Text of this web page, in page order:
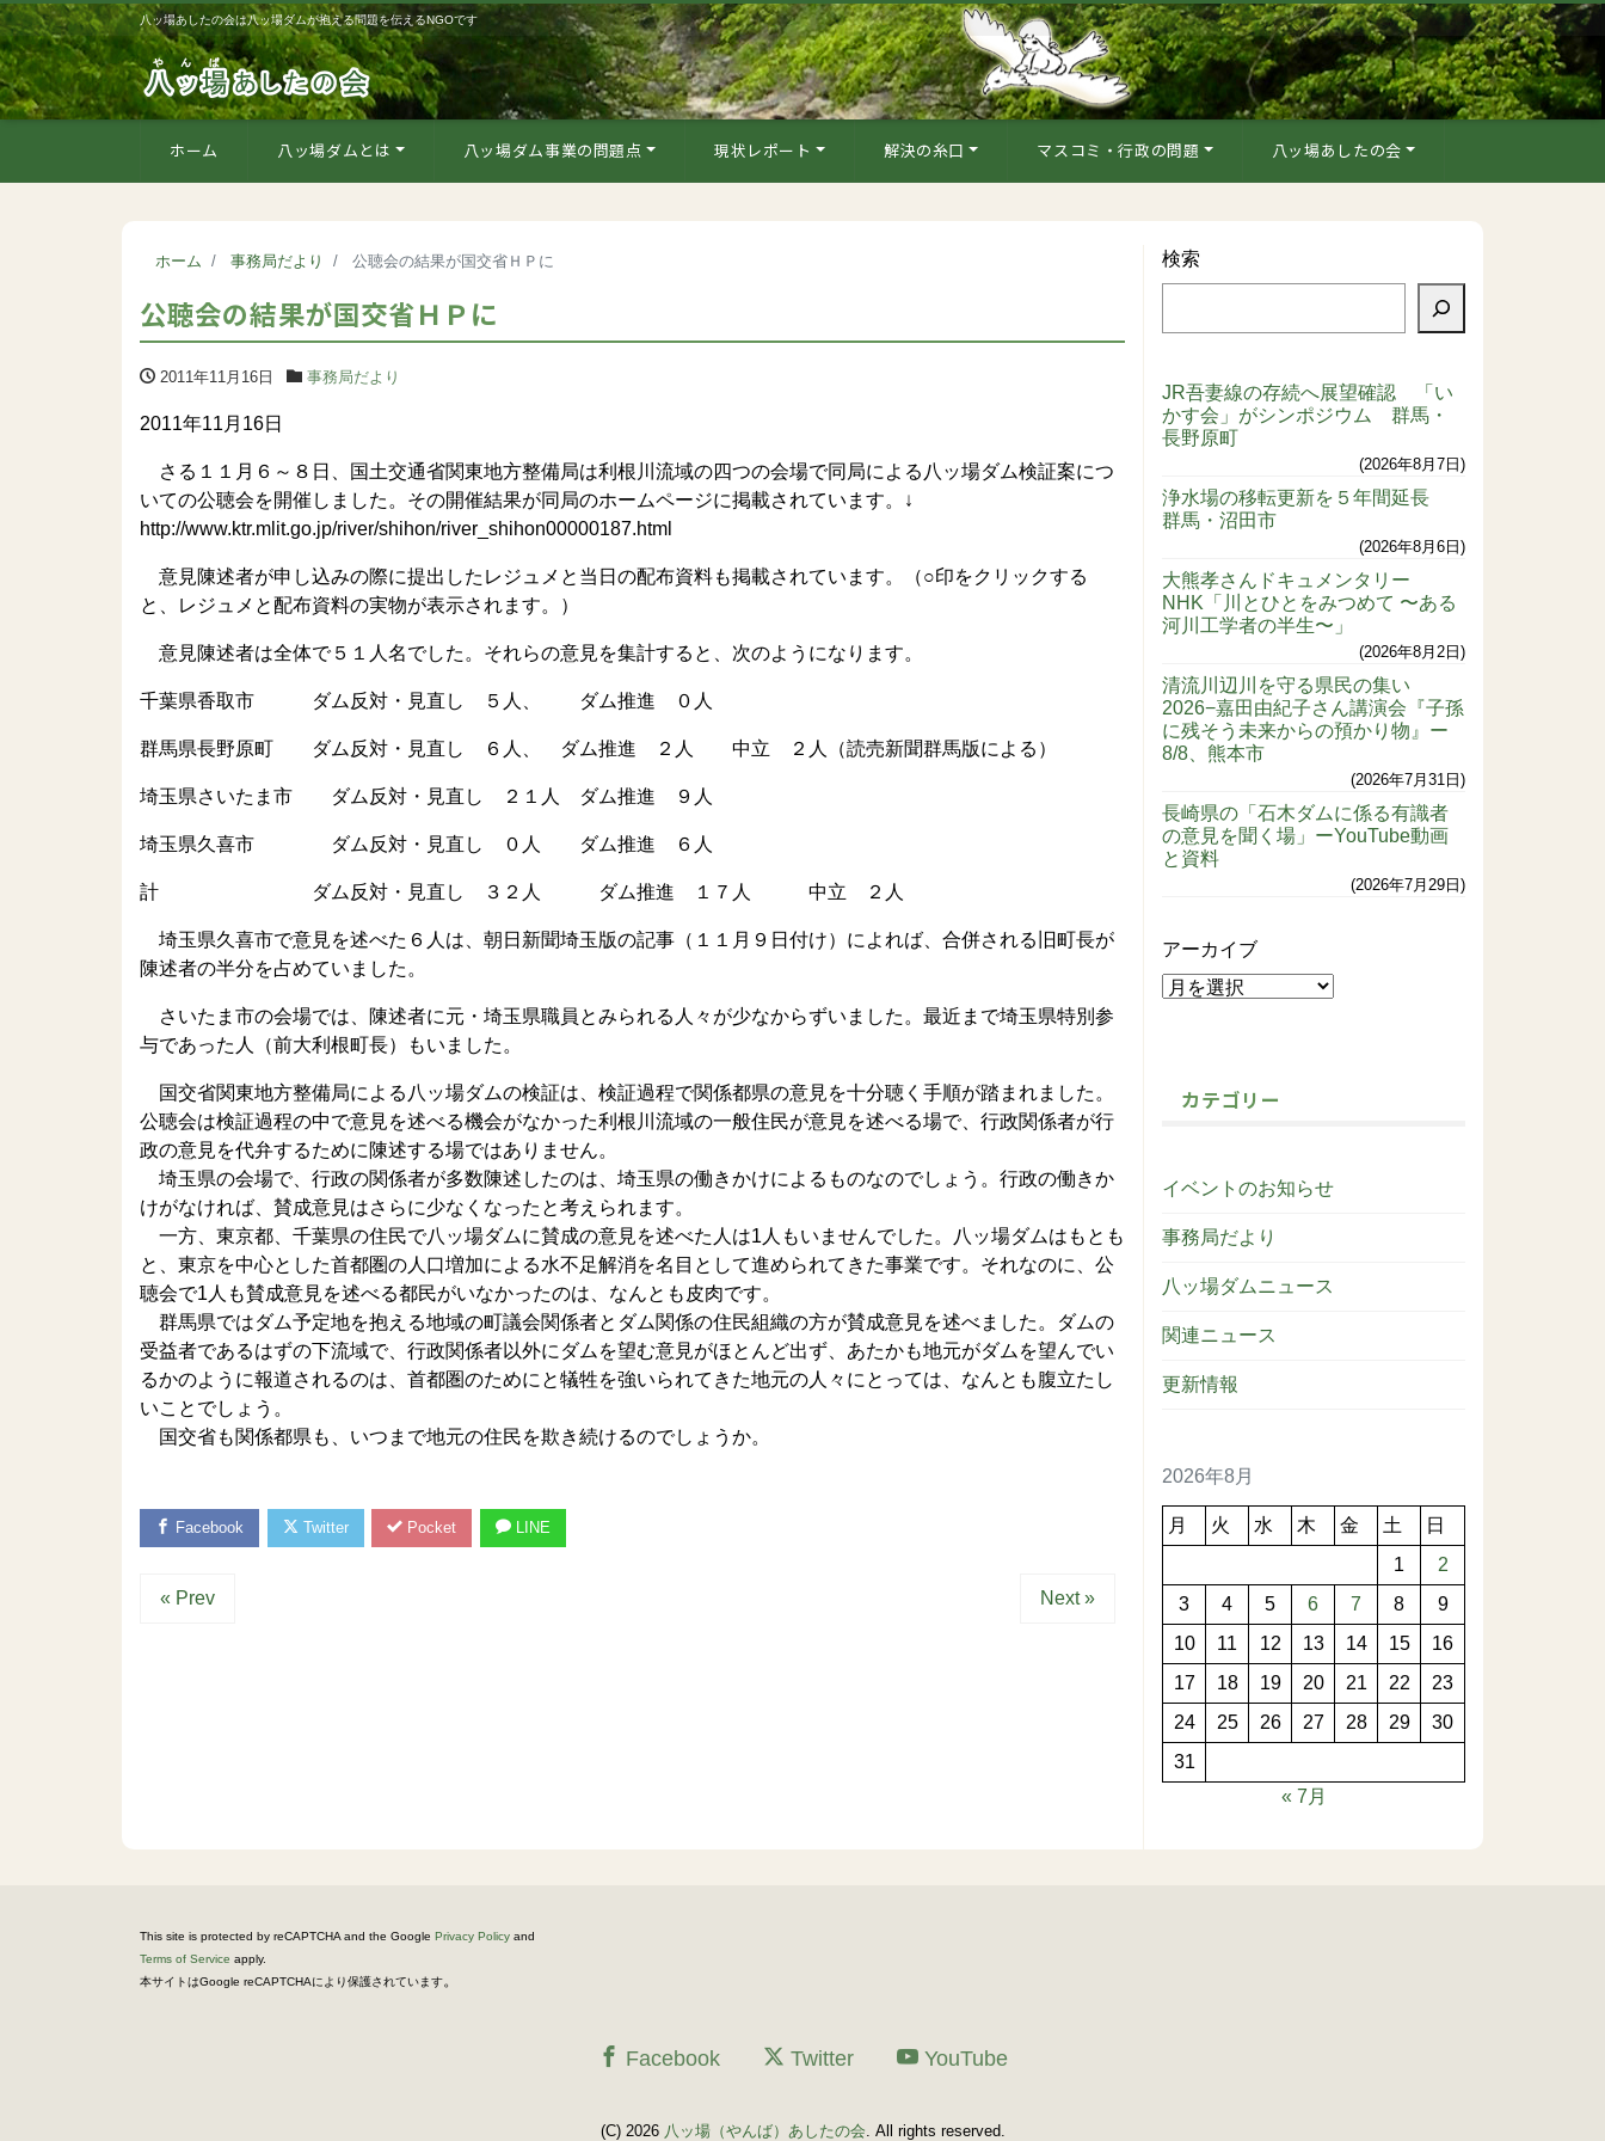
八ッ場あしたの会は八ッ場ダムが抱える問題を伝えるNGOです
ホーム 八ッ場ダムとは 八ッ場ダム事業の問題点 現状レポート 解決の糸口 マスコミ・行政の問題 八ッ場あしたの会
ホーム 事務局だより 公聴会の結果が国交省ＨＰに
公聴会の結果が国交省ＨＰに
2011年11月16日 事務局だより
2011年11月16日
さる１１月６～８日、国土交通省関東地方整備局は利根川流域の四つの会場で同局による八ッ場ダム検証案につ
いての公聴会を開催しました。その開催結果が同局のホームページに掲載されています。↓
http://www.ktr.mlit.go.jp/river/shihon/river_shihon00000187.html
意見陳述者が申し込みの際に提出したレジュメと当日の配布資料も掲載されています。（○印をクリックする
と、レジュメと配布資料の実物が表示されます。）
意見陳述者は全体で５１人名でした。それらの意見を集計すると、次のようになります。
千葉県香取市 ダム反対・見直し ５人、 ダム推進 ０人
群馬県長野原町 ダム反対・見直し ６人、 ダム推進 ２人 中立 ２人（読売新聞群馬版による）
埼玉県さいたま市 ダム反対・見直し ２１人 ダム推進 ９人
埼玉県久喜市 ダム反対・見直し ０人 ダム推進 ６人
計 ダム反対・見直し ３２人 ダム推進 １７人 中立 ２人
埼玉県久喜市で意見を述べた６人は、朝日新聞埼玉版の記事（１１月９日付け）によれば、合併される旧町長が
陳述者の半分を占めていました。
さいたま市の会場では、陳述者に元・埼玉県職員とみられる人々が少なからずいました。最近まで埼玉県特別参
与であった人（前大利根町長）もいました。
国交省関東地方整備局による八ッ場ダムの検証は、検証過程で関係都県の意見を十分聴く手順が踏まれました。
公聴会は検証過程の中で意見を述べる機会がなかった利根川流域の一般住民が意見を述べる場で、行政関係者が行
政の意見を代弁するために陳述する場ではありません。
埼玉県の会場で、行政の関係者が多数陳述したのは、埼玉県の働きかけによるものなのでしょう。行政の働きか
けがなければ、賛成意見はさらに少なくなったと考えられます。
一方、東京都、千葉県の住民で八ッ場ダムに賛成の意見を述べた人は1人もいませんでした。八ッ場ダムはもとも
と、東京を中心とした首都圏の人口増加による水不足解消を名目として進められてきた事業です。それなのに、公
聴会で1人も賛成意見を述べる都民がいなかったのは、なんとも皮肉です。
群馬県ではダム予定地を抱える地域の町議会関係者とダム関係の住民組織の方が賛成意見を述べました。ダムの
受益者であるはずの下流域で、行政関係者以外にダムを望む意見がほとんど出ず、あたかも地元がダムを望んでい
るかのように報道されるのは、首都圏のためにと犠牲を強いられてきた地元の人々にとっては、なんとも腹立たし
いことでしょう。
国交省も関係都県も、いつまで地元の住民を欺き続けるのでしょうか。
Facebook Twitter Pocket LINE
« Prev Next »
検索
JR吾妻線の存続へ展望確認 「い
かす会」がシンポジウム 群馬・
長野原町
2026年8月7日
浄水場の移転更新を５年間延長
群馬・沼田市
2026年8月6日
大熊孝さんドキュメンタリー
NHK「川とひとをみつめて 〜ある
河川工学者の半生〜」
2026年8月2日
清流川辺川を守る県民の集い
2026−嘉田由紀子さん講演会『子孫
に残そう未来からの預かり物』ー
8/8、熊本市
2026年7月31日
長崎県の「石木ダムに係る有識者
の意見を聞く場」ーYouTube動画
と資料
2026年7月29日
アーカイブ
カテゴリー
イベントのお知らせ
事務局だより
八ッ場ダムニュース
関連ニュース
更新情報
2026年8月
月 火 水 木 金 土
日
1
2
3
4 5 6 7 8
9
10
11 12 13 14 15
16
17
18 19 20 21 22
23
24
25 26 27 28 29
30
31
« 7月
This site is protected by reCAPTCHA and the Google Privacy Policy and
Terms of Service apply.
本サイトはGoogle reCAPTCHAにより保護されています。
Facebook Twitter YouTube
(C) 2026 八ッ場（やんば）あしたの会. All rights reserved.